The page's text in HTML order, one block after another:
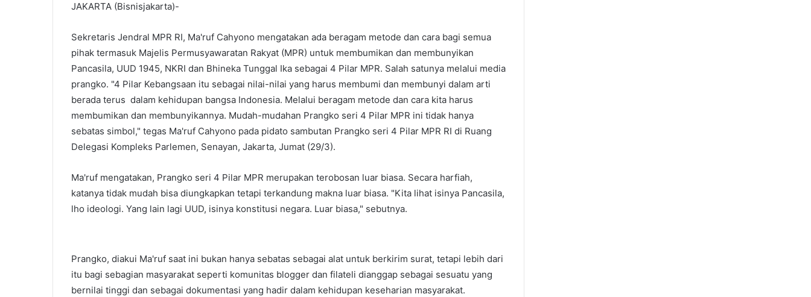
JAKARTA (Bisnisjakarta)-
Sekretaris Jendral MPR RI, Ma'ruf Cahyono mengatakan ada beragam metode dan cara bagi semua
pihak termasuk Majelis Permusyawaratan Rakyat (MPR) untuk membumikan dan membunyikan
Pancasila, UUD 1945, NKRI dan Bhineka Tunggal Ika sebagai 4 Pilar MPR. Salah satunya melalui media
prangko. "4 Pilar Kebangsaan itu sebagai nilai-nilai yang harus membumi dan membunyi dalam arti
berada terus dalam kehidupan bangsa Indonesia. Melalui beragam metode dan cara kita harus
membumikan dan membunyikannya. Mudah-mudahan Prangko seri 4 Pilar MPR ini tidak hanya
sebatas simbol," tegas Ma'ruf Cahyono pada pidato sambutan Prangko seri 4 Pilar MPR RI di Ruang
Delegasi Kompleks Parlemen, Senayan, Jakarta, Jumat (29/3).
Ma'ruf mengatakan, Prangko seri 4 Pilar MPR merupakan terobosan luar biasa. Secara harfiah,
katanya tidak mudah bisa diungkapkan tetapi terkandung makna luar biasa. "Kita lihat isinya Pancasila,
lho ideologi. Yang lain lagi UUD, isinya konstitusi negara. Luar biasa," sebutnya.
Prangko, diakui Ma'ruf saat ini bukan hanya sebatas sebagai alat untuk berkirim surat, tetapi lebih dari
itu bagi sebagian masyarakat seperti komunitas blogger dan filateli dianggap sebagai sesuatu yang
bernilai tinggi dan sebagai dokumentasi yang hadir dalam kehidupan keseharian masyarakat.